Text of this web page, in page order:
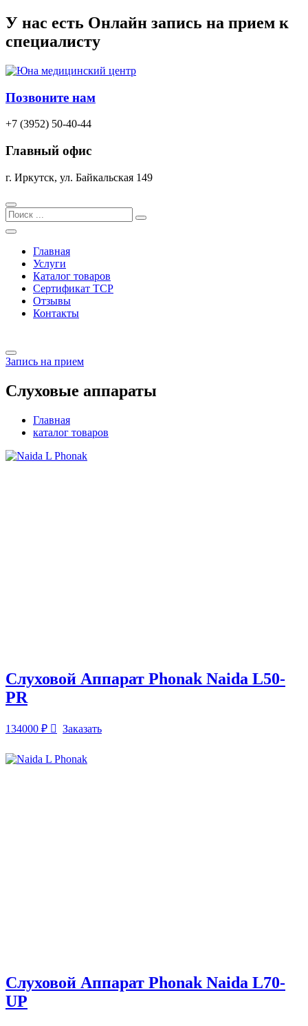
Перейти
к
содержимому
У нас есть Онлайн запись на прием к
специалисту
Позвоните нам
+7 (3952) 50-40-44
Главный офис
г. Иркутск, ул. Байкальская 149
Search
Главная
Услуги
Каталог товаров
Сертификат TCP
Отзывы
Контакты
Запись на прием
Слуховые аппараты
Главная
каталог товаров
Слуховой Аппарат Phonak Naida L50-
PR
134000 ₽ Заказать
Слуховой Аппарат Phonak Naida L70-
UP